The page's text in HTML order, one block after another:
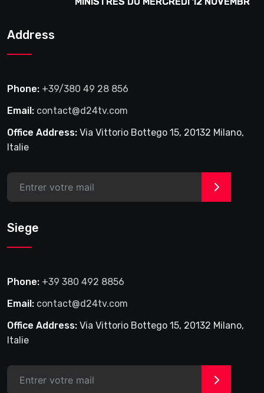
Address
Phone: +39/380 49 28 856
Email: contact@d24tv.com
Office Address: Via Vittorio Bottego 15, 20132 Milano,
Italie
>
Siege
Phone: +39 380 492 8856
Email: contact@d24tv.com
Office Address: Via Vittorio Bottego 15, 20132 Milano,
Italie
>